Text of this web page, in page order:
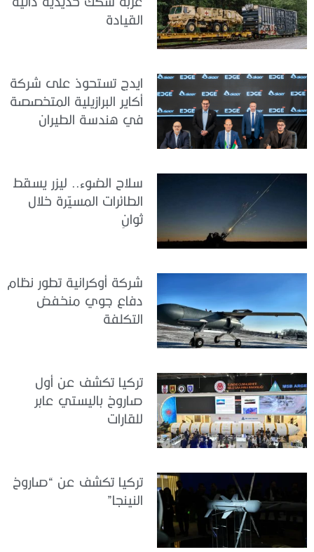
القيادة
ايدج تستحوذ على شركة
أكاير البرازيلية المتخصصة
في هندسة الطيران
سلاح الضوء.. ليزر يسقط
الطائرات المسيّرة خلال
ثوانٍ
شركة أوكرانية تطور نظام
دفاع جوي منخفض
التكلفة
تركيا تكشف عن أول
صاروخ باليستي عابر
للقارات
تركيا تكشف عن “صاروخ
النينجا”